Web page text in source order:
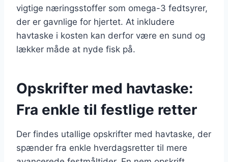
vigtige næringsstoffer som omega-3 fedtsyrer,
der er gavnlige for hjertet. At inkludere
havtaske i kosten kan derfor være en sund og
lækker måde at nyde fisk på.
Opskrifter med havtaske:
Fra enkle til festlige retter
Der findes utallige opskrifter med havtaske, der
spænder fra enkle hverdagsretter til mere